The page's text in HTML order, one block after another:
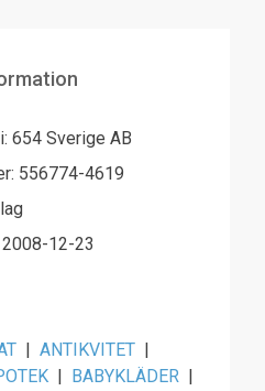
654 Sverige AB
556774-4619
12-23
| ANTIKVITET |
| BABYKLÄDER |